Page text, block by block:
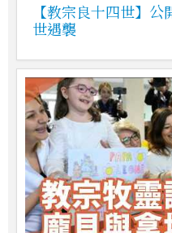
【教宗良十四世】
世遇襲